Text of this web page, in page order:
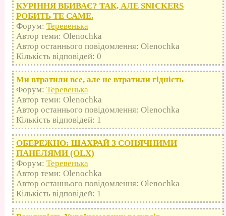
КУРІННЯ ВБИВАЄ? ТАК, АЛЕ SNICKERS
РОБИТЬ ТЕ САМЕ.
Форум: Теревенька
Автор теми: Olenochka
Автор останнього повідомлення: Olenochka
Кількість відповідей: 0
Ми втратили все, але не втратили гідність
Форум: Теревенька
Автор теми: Olenochka
Автор останнього повідомлення: Olenochka
Кількість відповідей: 1
ОБЕРЕЖНО: ШАХРАЙ З СОНЯЧНИМИ
ПАНЕЛЯМИ (OLX)
Форум: Теревенька
Автор теми: Olenochka
Автор останнього повідомлення: Olenochka
Кількість відповідей: 1